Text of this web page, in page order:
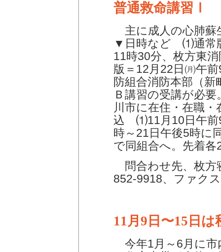
普通救命講習Ⅰ
主に成人の心肺蘇
▼日時など ⑴通常
11時30分、枚方東
版＝12月22日㈪午
防組合消防本部（
Ｂ講習の受講が必
川市に在住・在職
込 ⑴11月10日午前
時～21日午後5時に
で同組合へ。先着各
問合わせ先、枚
852-9918、ファク
11月9日〜15日
今年1月～6月に市